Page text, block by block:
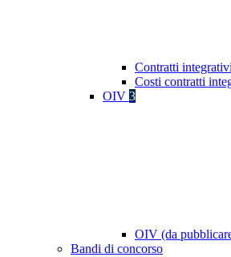
Contratti integrativi
Costi contratti
OIV 3
OIV (da
Bandi di concorso